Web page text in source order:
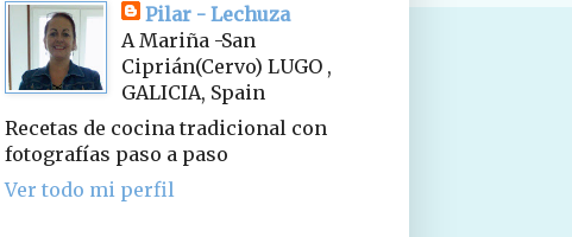
Pilar - Lechuza
A Mariña -San
Ciprián(Cervo) LUGO ,
GALICIA, Spain
Recetas de cocina tradicional con
fotografías paso a paso
Ver todo mi perfil